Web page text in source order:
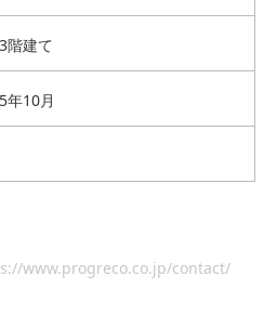
階建て
年10月
www.progreco.co.jp/contact/